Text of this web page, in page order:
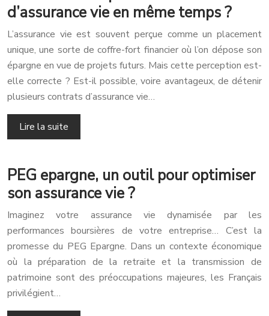
d’assurance vie en même temps ?
L’assurance vie est souvent perçue comme un placement
unique, une sorte de coffre-fort financier où l’on dépose son
épargne en vue de projets futurs. Mais cette perception est-
elle correcte ? Est-il possible, voire avantageux, de détenir
plusieurs contrats d’assurance vie…
Lire la suite
PEG epargne, un outil pour optimiser
son assurance vie ?
Imaginez votre assurance vie dynamisée par les
performances boursières de votre entreprise… C’est la
promesse du PEG Epargne. Dans un contexte économique
où la préparation de la retraite et la transmission de
patrimoine sont des préoccupations majeures, les Français
privilégient…